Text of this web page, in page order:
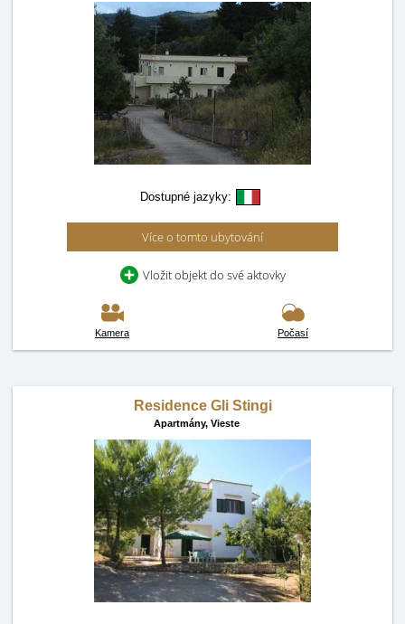
Dostupné jazyky:
Více o tomto ubytování
Vložit objekt do své aktovky
Kamera Počasí
Residence Gli Stingi
Apartmány, Vieste